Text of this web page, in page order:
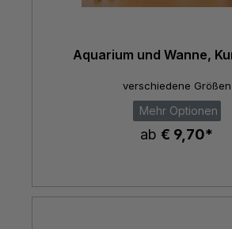
Aquarium und Wanne,
verschiedene Größen
Mehr Optionen
ab € 9,70*